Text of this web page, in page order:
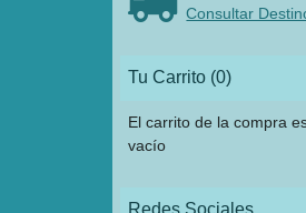
Consultar
Tu Carrito (0)
El carrito de la compra
vacío
Redes Sociales